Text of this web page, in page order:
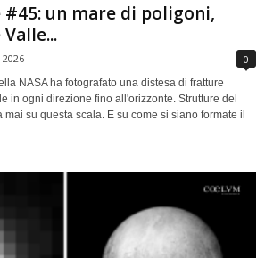
#45: un mare di poligoni,
0
NASA ha fotografato una distesa di fratture
in ogni direzione fino all'orizzonte. Strutture del
su questa scala. E su come si siano formate il